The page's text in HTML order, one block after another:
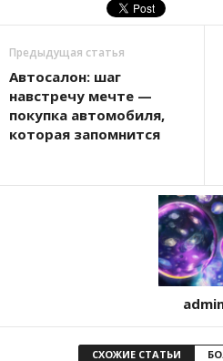
Предыдущая статья
Автосалон: шаг
навстречу мечте —
покупка автомобиля,
которая запомнится
СХОЖИЕ СТАТЬИ